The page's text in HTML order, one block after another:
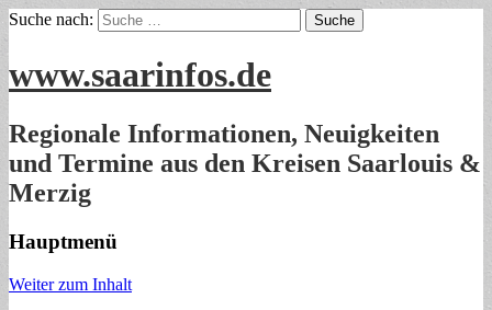
Suche nach:
www.saarinfos.de
Regionale Informationen, Neuigkeiten
und Termine aus den Kreisen Saarlouis &
Merzig
Hauptmenü
Weiter zum Inhalt